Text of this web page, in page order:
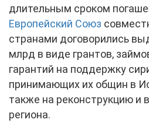
длительным сроком
Европейский Союз
странами договорились
млрд в виде грантов,
гарантий на поддержку
принимающих их общин в
также на реконструкцию и
региона.